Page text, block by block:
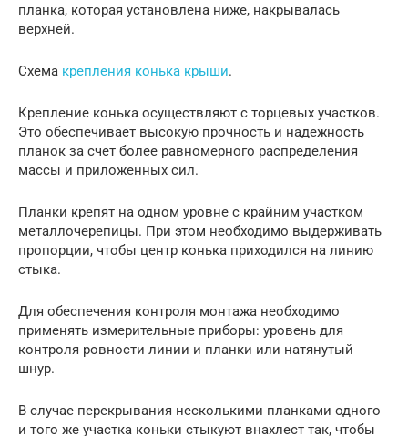
планка, которая установлена ниже, накрывалась
верхней.
Схема крепления конька крыши.
Крепление конька осуществляют с торцевых участков.
Это обеспечивает высокую прочность и надежность
планок за счет более равномерного распределения
массы и приложенных сил.
Планки крепят на одном уровне с крайним участком
металлочерепицы. При этом необходимо выдерживать
пропорции, чтобы центр конька приходился на линию
стыка.
Для обеспечения контроля монтажа необходимо
применять измерительные приборы: уровень для
контроля ровности линии и планки или натянутый
шнур.
В случае перекрывания несколькими планками одного
и того же участка коньки стыкуют внахлест так, чтобы